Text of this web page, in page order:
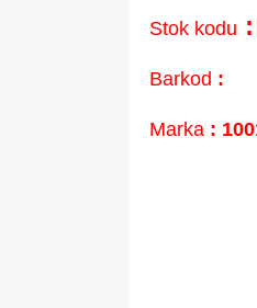
Stok kodu :
Barkod :
Marka :